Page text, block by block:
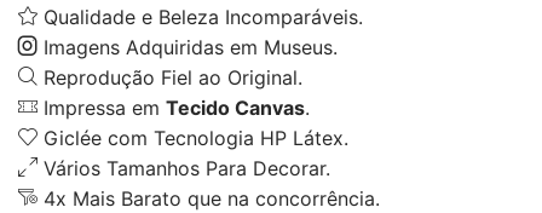
Qualidade e Beleza Incomparáveis.
Imagens Adquiridas em Museus.
Reprodução Fiel ao Original.
Impressa em Tecido Canvas.
Giclée com Tecnologia HP Látex.
Vários Tamanhos Para Decorar.
4x Mais Barato que na concorrência.